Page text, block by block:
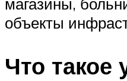
объекты
Что такое